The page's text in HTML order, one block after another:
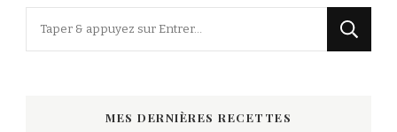
MES DERNIÈRES RECETTES